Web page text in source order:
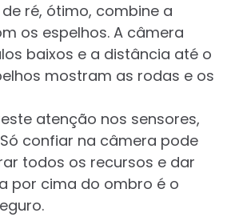
ré, ótimo, combine a
os espelhos. A câmera
baixos e a distância até o
mostram as rodas e os
atenção nos sensores,
confiar na câmera pode
todos os recursos e dar
por cima do ombro é o